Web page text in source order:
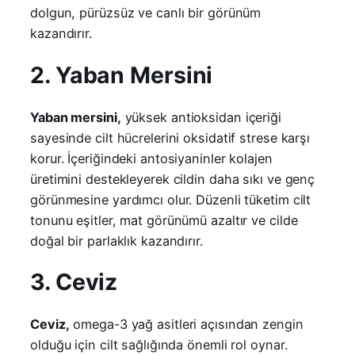
dolgun, pürüzsüz ve canlı bir görünüm
kazandırır.
2. Yaban Mersini
Yaban mersini, yüksek antioksidan içeriği
sayesinde cilt hücrelerini oksidatif strese karşı
korur. İçeriğindeki antosiyaninler kolajen
üretimini destekleyerek cildin daha sıkı ve genç
görünmesine yardımcı olur. Düzenli tüketim cilt
tonunu eşitler, mat görünümü azaltır ve cilde
doğal bir parlaklık kazandırır.
3. Ceviz
Ceviz, omega-3 yağ asitleri açısından zengin
olduğu için cilt sağlığında önemli rol oynar.